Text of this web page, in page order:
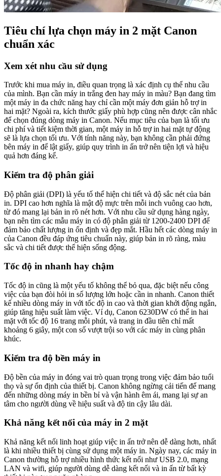
Tiêu chí lựa chọn máy in 2 mặt Canon
chuẩn xác
Xem xét nhu cầu sử dụng
Trước khi mua máy in, điều quan trọng là xác định cụ thể nhu cầu
của mình. Bạn cần máy in trắng đen hay máy in màu? Bạn đang tìm
một máy in đa chức năng hay chỉ cần một máy đơn giản hỗ trợ in
hai mặt? Ngoài ra, kích thước giấy phù hợp cũng nên được cân nhắc
để chọn đúng dòng máy in Canon. Nếu mục tiêu của bạn là tối ưu
chi phí và tiết kiệm thời gian, một máy in hỗ trợ in hai mặt tự động
sẽ là lựa chọn tối ưu. Với tính năng này, bạn không cần phải đứng
bên máy in để lật giấy, giúp quy trình in ấn trở nên tiện lợi và hiệu
quả hơn đáng kể.
Kiểm tra độ phân giải
Độ phân giải (DPI) là yếu tố thể hiện chi tiết và độ sắc nét của bản
in. DPI cao hơn nghĩa là mật độ mực trên mỗi inch vuông cao hơn,
từ đó mang lại bản in rõ nét hơn. Với nhu cầu sử dụng hàng ngày,
bạn nên tìm các mẫu máy in có độ phân giải từ 1200-2400 DPI để
đảm bảo chất lượng in ổn định và đẹp mắt. Hầu hết các dòng máy in
của Canon đều đáp ứng tiêu chuẩn này, giúp bản in rõ ràng, màu
sắc và chi tiết được thể hiện sống động.
Tốc độ in nhanh hay chậm
Tốc độ in cũng là một yếu tố không thể bỏ qua, đặc biệt nếu công
việc của bạn đòi hỏi in số lượng lớn hoặc cần in nhanh. Canon thiết
kế nhiều dòng máy in với tốc độ in cao và thời gian khởi động ngắn,
giúp tăng hiệu suất làm việc. Ví dụ, Canon 6230DW có thể in hai
mặt với tốc độ 16 trang mỗi phút, và trang in đầu tiên chỉ mất
khoảng 6 giây, một con số vượt trội so với các máy in cùng phân
khúc.
Kiểm tra độ bền máy in
Độ bền của máy in đóng vai trò quan trọng trong việc đảm bảo tuổi
thọ và sự ổn định của thiết bị. Canon không ngừng cải tiến để mang
đến những dòng máy in bền bỉ và vận hành êm ái, mang lại sự an
tâm cho người dùng về hiệu suất và độ tin cậy lâu dài.
Khả năng kết nối của máy in 2 mặt
Khả năng kết nối linh hoạt giúp việc in ấn trở nên dễ dàng hơn, nhất
là khi nhiều thiết bị cùng sử dụng một máy in. Ngày nay, các máy in
Canon thường hỗ trợ nhiều hình thức kết nối như USB 2.0, mạng
LAN và wifi, giúp người dùng dễ dàng kết nối và in ấn từ bất kỳ